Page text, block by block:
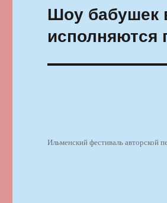
Следующая
запись:
Шоу бабушек
исполняются
Ильменский фестиваль авторской